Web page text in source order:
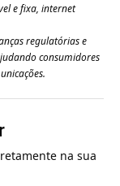
e fixa, internet
regulatórias e
consumidores
na sua